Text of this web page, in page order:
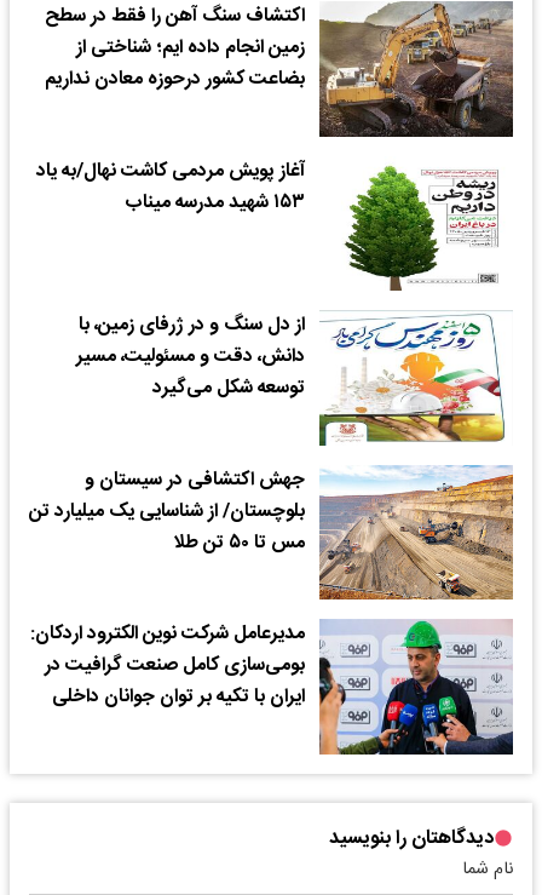
اکتشاف سنگ آهن را فقط در سطح
زمین انجام داده ایم؛ شناختی از
بضاعت کشور درحوزه معادن نداریم
آغاز پویش مردمی کاشت نهال/به یاد
۱۵۳ شهید مدرسه میناب
از دل سنگ و در ژرفای زمین، با
دانش، دقت و مسئولیت، مسیر
توسعه شکل می‌گیرد
جهش اکتشافی در سیستان و
بلوچستان/ از شناسایی یک میلیارد تن
مس تا ۵۰ تن طلا
مدیرعامل شرکت نوین الکترود اردکان:
بومی‌سازی کامل صنعت گرافیت در
ایران با تکیه بر توان جوانان داخلی
دیدگاهتان را بنویسید
نام شما